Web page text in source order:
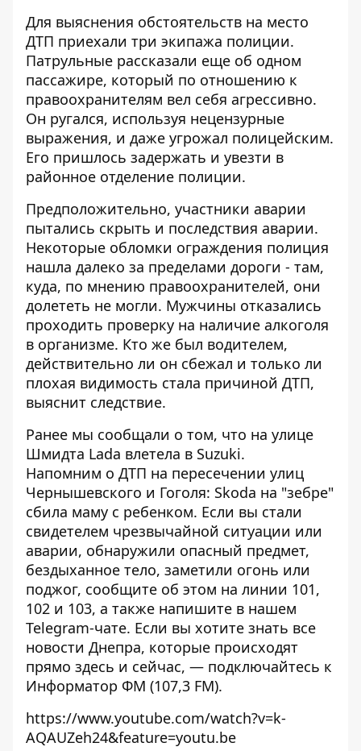
Для выяснения обстоятельств на место
ДТП приехали три экипажа полиции.
Патрульные рассказали еще об одном
пассажире, который по отношению к
правоохранителям вел себя агрессивно.
Он ругался, используя нецензурные
выражения, и даже угрожал полицейским.
Его пришлось задержать и увезти в
районное отделение полиции.
Предположительно, участники аварии
пытались скрыть и последствия аварии.
Некоторые обломки ограждения полиция
нашла далеко за пределами дороги - там,
куда, по мнению правоохранителей, они
долететь не могли. Мужчины отказались
проходить проверку на наличие алкоголя
в организме. Кто же был водителем,
действительно ли он сбежал и только ли
плохая видимость стала причиной ДТП,
выяснит следствие.
Ранее мы сообщали о том, что на улице
Шмидта Lada влетела в Suzuki.
Напомним о ДТП на пересечении улиц
Чернышевского и Гоголя: Skoda на "зебре"
сбила маму с ребенком. Если вы стали
свидетелем чрезвычайной ситуации или
аварии, обнаружили опасный предмет,
бездыханное тело, заметили огонь или
поджог, сообщите об этом на линии 101,
102 и 103, а также напишите в нашем
Telegram-чате. Если вы хотите знать все
новости Днепра, которые происходят
прямо здесь и сейчас, — подключайтесь к
Информатор ФМ (107,3 FM).
https://www.youtube.com/watch?v=k-
AQAUZeh24&feature=youtu.be